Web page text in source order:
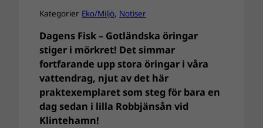
Kategorier Eko/Miljö, Notiser
Dagens Fisk – Gotländska öringar
stiger i mörkret! Det simmar
fortfarande upp stora öringar i våra
vattendrag, njut av det här
praktexemplaret som steg för bara en
dag sedan i lilla Robbjänsån vid
Klintehamn!